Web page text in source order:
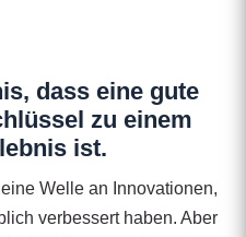
dass eine gute
zu einem
ist.
Welle an Innovationen,
verbessert haben. Aber